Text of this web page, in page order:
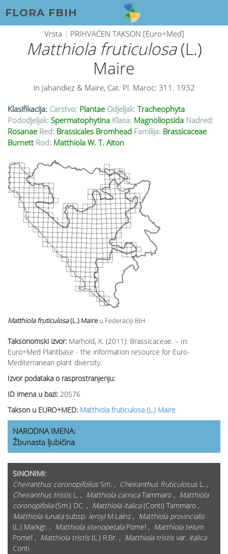
FLORA FBIH
Vrsta | PRIHVAĆEN TAKSON [Euro+Med]
Matthiola fruticulosa(L.)
Maire
in Jahandiez & Maire, Cat. Pl. Maroc: 311. 1932
Klasifikacija: Carstvo: Plantae Odjeljak: Tracheophyta
Pododjeljak: Spermatophytina Klasa: Magnoliopsida Nadred:
Rosanae Red: Brassicales Bromhead Familija: Brassicaceae
Burnett Rod: Matthiola W. T. Aiton
Taksonomski izvor: Marhold, K. (2011): Brassicaceae. – In:
Euro+Med Plantbase - the information resource for Euro-
Mediterranean plant diversity.
Izvor podataka o rasprostranjenju:
ID imena u bazi: 20576
Takson u EURO+MED: Matthiola fruticulosa (L.) Maire
Matthiola fruticulosa(L.) Maire u Federaciji BiH
NARODNA IMENA:
Žbunasta ljubičina
SINONIMI:
Cheiranthus coronopifolius Sm. , Cheiranthus fruticulosus L. ,
Cheiranthus tristis L. , Matthiola carnicaTammaro , Matthiola
coronopifolia(Sm.) DC. , Matthiola italica(Conti) Tammaro ,
Matthiola lunatasubsp. leroyiM.Laínz , Matthiola provincialis
(L.) Markgr. , Matthiola stenopetala Pomel , Matthiola telum
Pomel , Matthiola tristis (L.) R.Br. , Matthiola tristis var. italica
Conti